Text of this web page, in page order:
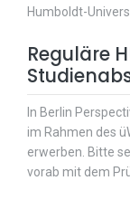
Humboldt-
Reguläre
In Berlin
im Rahmen des
erwerben. Bitte
vorab mit dem